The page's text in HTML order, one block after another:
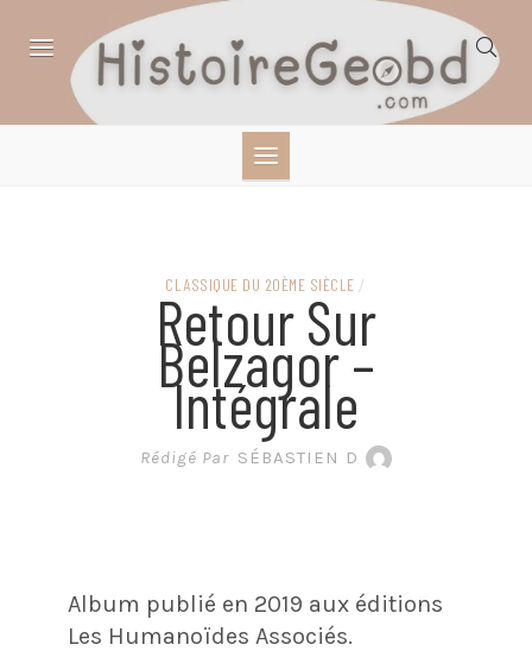
SCIENCES,
LITTÉRATURE EN
BANDE DESSINÉE
CLASSIQUE DU 20ÈME SIÈCLE /
Retour Sur
Belzagor –
Intégrale
Rédigé Par SÉBASTIEN D
Album publié en 2019 aux éditions
Les Humanoïdes Associés.